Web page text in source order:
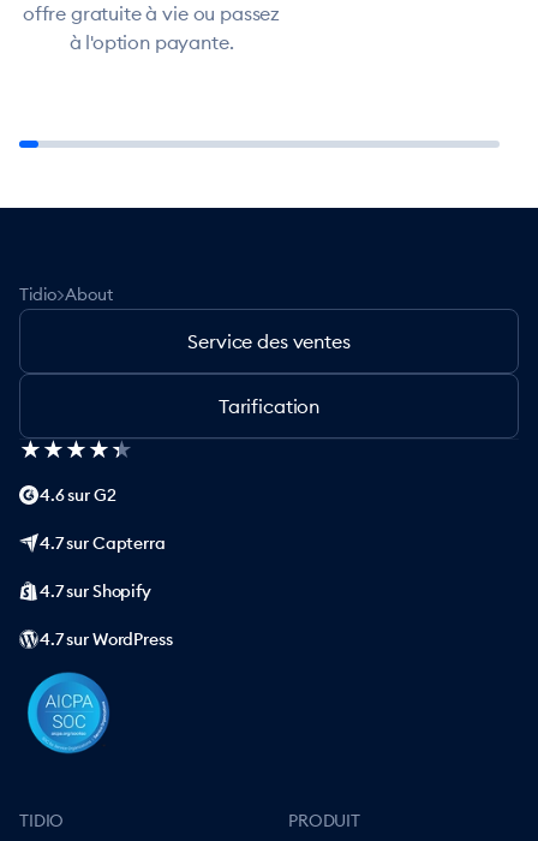
offre gratuite à vie ou passez
à l'option payante.
Tidio>About
TIDIO PRODUIT
Service des ventes
Tarification
★★★★★
★★★★★
4.6 sur G2
4.7 sur Capterra
4.7 sur Shopify
4.7 sur WordPress